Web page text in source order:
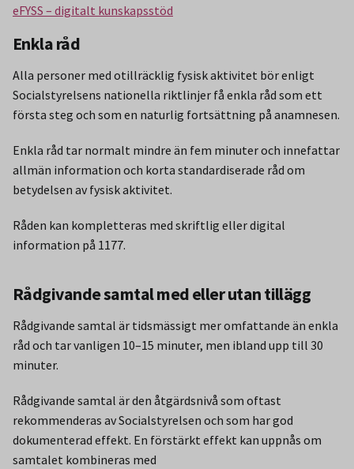
eFYSS – digitalt kunskapsstöd
Enkla råd
Alla personer med otillräcklig fysisk aktivitet bör enligt
Socialstyrelsens nationella riktlinjer få enkla råd som ett
första steg och som en naturlig fortsättning på anamnesen.
Enkla råd tar normalt mindre än fem minuter och innefattar
allmän information och korta standardiserade råd om
betydelsen av fysisk aktivitet.
Råden kan kompletteras med skriftlig eller digital
information på 1177.
Rådgivande samtal med eller utan tillägg
Rådgivande samtal är tidsmässigt mer omfattande än enkla
råd och tar vanligen 10–15 minuter, men ibland upp till 30
minuter.
Rådgivande samtal är den åtgärdsnivå som oftast
rekommenderas av Socialstyrelsen och som har god
dokumenterad effekt. En förstärkt effekt kan uppnås om
samtalet kombineras med